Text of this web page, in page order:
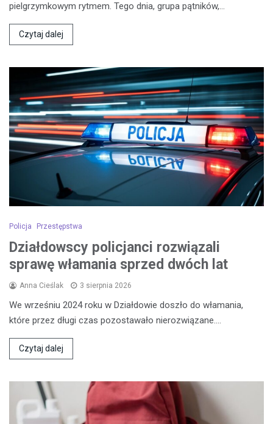
pielgrzymkowym rytmem. Tego dnia, grupa pątników,…
Czytaj dalej
Policja Przestępstwa
Działdowscy policjanci rozwiązali
sprawę włamania sprzed dwóch lat
Anna Cieślak 3 sierpnia 2026
We wrześniu 2024 roku w Działdowie doszło do włamania,
które przez długi czas pozostawało nierozwiązane.…
Czytaj dalej